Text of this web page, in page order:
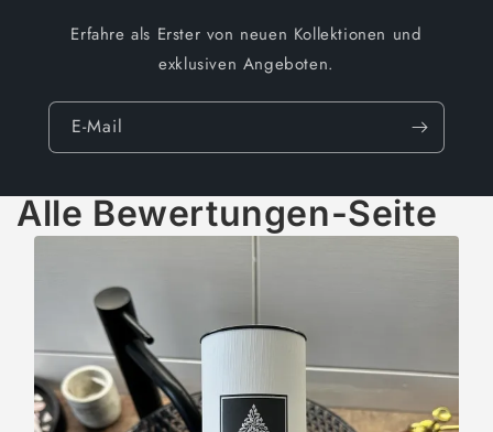
Erfahre als Erster von neuen Kollektionen und
exklusiven Angeboten.
E-Mail
Alle Bewertungen-Seite